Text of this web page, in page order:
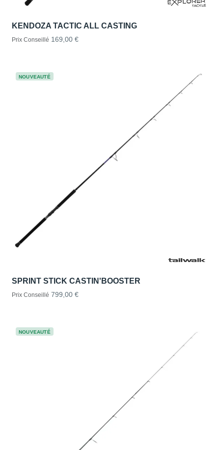
KENDOZA TACTIC ALL CASTING
Prix Conseillé 169,00 €
NOUVEAUTÉ
SPRINT STICK CASTIN'BOOSTER
Prix Conseillé 799,00 €
NOUVEAUTÉ